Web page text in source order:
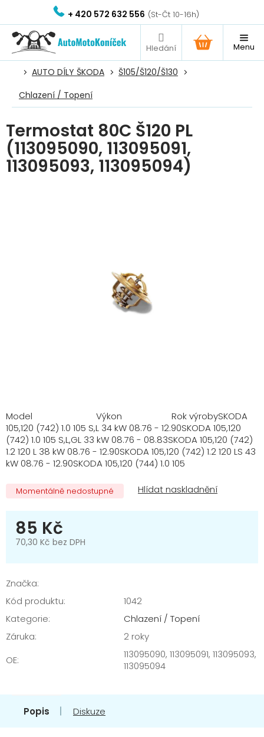
obsah
+ 420 572 632 556
NÁKUPNÍ
KOŠÍK
AUTO DÍLY ŠKODA
Š105/Š120/Š130
Chlazení / Topení
Termostat 80C Š120 PL
(113095090, 113095091,
113095093, 113095094)
Model Výkon Rok výrobySKODA
105,120 (742) 1.0 105 S,L 34 kW 08.76 - 12.90SKODA 105,120
(742) 1.0 105 S,L,GL 33 kW 08.76 - 08.83SKODA 105,120 (742)
1.2 120 L 38 kW 08.76 - 12.90SKODA 105,120 (742) 1.2 120 LS 43
kW 08.76 - 12.90SKODA 105,120 (744) 1.0 105
Momentálně nedostupné
85 Kč
70,30 Kč bez DPH
Značka:
Kód produktu:
1042
Kategorie:
Chlazení / Topení
Záruka:
2 roky
OE:
113095090, 113095091, 113095093,
113095094
Popis Diskuze